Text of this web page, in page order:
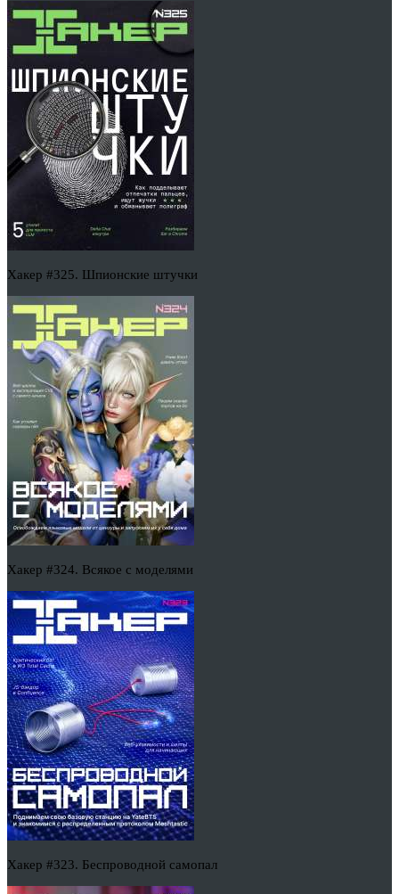
Хакер #325. Шпионские штучки
Хакер #324. Всякое с моделями
Хакер #323. Беспроводной самопал